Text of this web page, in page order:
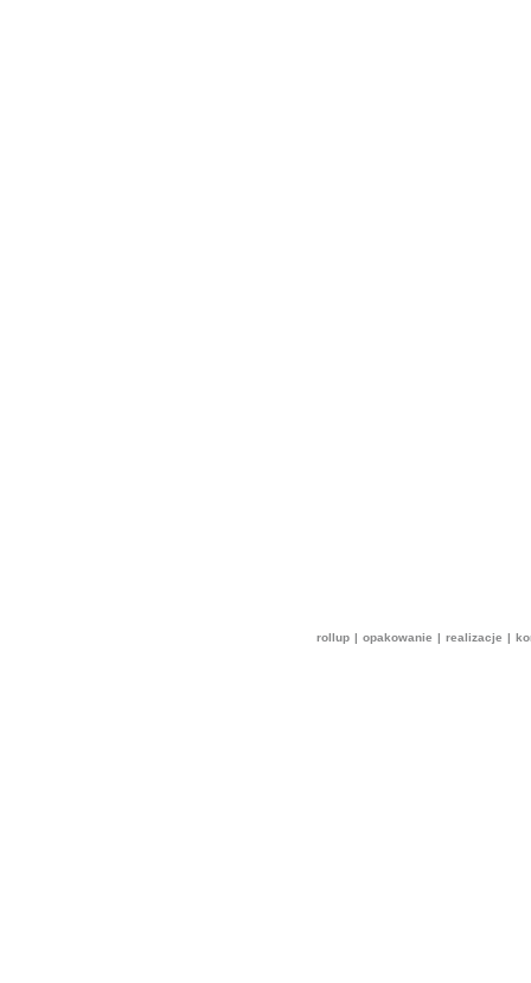
rollup | opakowanie | realizacje |